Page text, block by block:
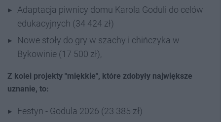
Adaptacja piwnicy domu Karola Goduli do celów
edukacyjnych (34 424 zł)
Nowe stoły do gry w szachy i chińczyka w
Bykowinie (17 500 zł),
Z kolei projekty "miękkie", które zdobyły największe
uznanie, to:
Festyn - Godula 2026 (23 385 zł)